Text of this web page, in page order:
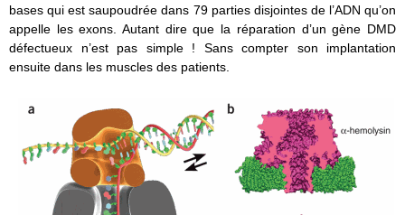
bases qui est saupoudrée dans 79 parties disjointes de l’ADN qu’on
appelle les exons. Autant dire que la réparation d’un gène DMD
défectueux n’est pas simple ! Sans compter son implantation
ensuite dans les muscles des patients.